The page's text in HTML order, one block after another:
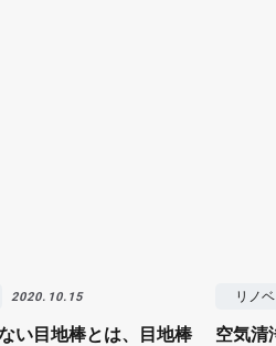
2020.10.15
い目地棒とは、目地棒
リノ
空気清